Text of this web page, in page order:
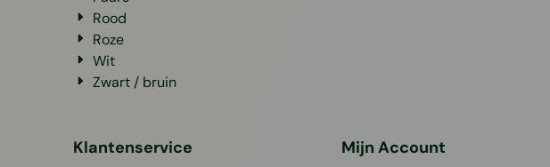
Rood
Roze
Wit
Zwart / bruin
Klantenservice Mijn Account